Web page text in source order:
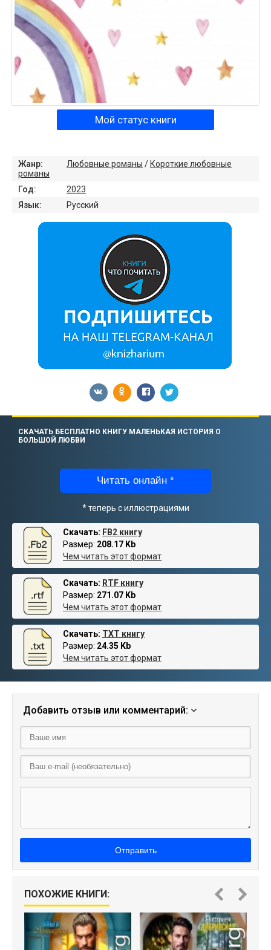
Мой статус книги
Жанр: Любовные романы / Короткие любовные
романы
Год:
2023
Язык:
Русский
СКАЧАТЬ БЕСПЛАТНО КНИГУ МАЛЕНЬКАЯ ИСТОРИЯ О
БОЛЬШОЙ ЛЮБВИ
Читать онлайн *
* теперь с иллюстрациями
Скачать: FB2 книгу
Размер: 208.17 Kb
Чем читать этот формат
Скачать: RTF книгу
Размер: 271.07 Kb
Чем читать этот формат
Скачать: TXT книгу
Размер: 24.35 Kb
Чем читать этот формат
Добавить отзыв или комментарий:
Отправить
ПОХОЖИЕ КНИГИ: